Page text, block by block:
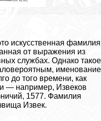
искусственная фамилия
от выражения из
службах. Однако такое
именование
до того времени, как
— например, Извеков
1577. Фамилия
Извек.